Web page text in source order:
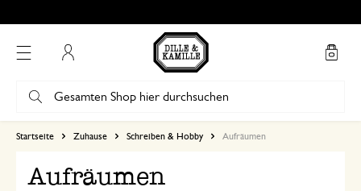
Startseite Zuhause Schreiben & Hobby Aufräumen
Aufräumen